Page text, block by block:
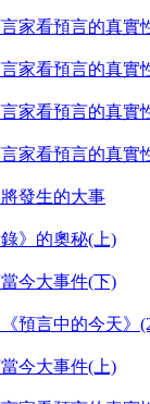
家看預言的真實
家看預言的真實
家看預言的真實
家看預言的真實
發生的大事
》的奧秘(上)
今大事件(下)
預言中的今天》
今大事件(上)